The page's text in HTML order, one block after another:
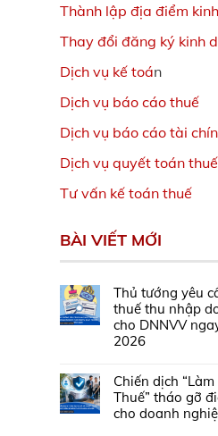
Thành lập địa điểm
Thay đổi đăng ký kinh
Dịch vụ kế toán
Dịch vụ báo cáo thuế
Dịch vụ báo cáo tài
Dịch vụ quyết toán thuế
Tư vấn kế toán thuế
BÀI VIẾT MỚI
Thủ tướng yêu
thuế thu nhập
cho DNNVV
2026
Chiến dịch
Thuế” tháo gỡ
cho doanh